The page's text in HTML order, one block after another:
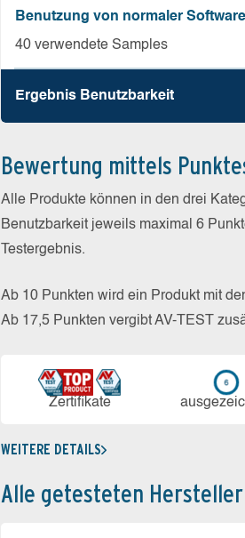
Benutzung von normaler Software
40 verwendete Samples
Ergebnis Benutz­barkeit
Bewertung mittels
Alle Produkte können in den drei
Benutzbarkeit jeweils maximal 6
Testergebnis.
Ab 10 Punkten wird ein Produkt mit
Ab 17,5 Punkten vergibt AV-TEST
Zerti­fikate
WEITERE DETAILS
Alle getesteten